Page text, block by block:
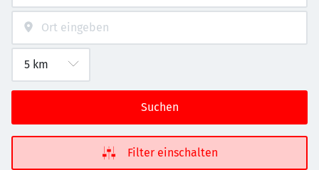
Suchen
Filter einschalten